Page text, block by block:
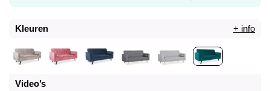
Kleuren + info
Video’s